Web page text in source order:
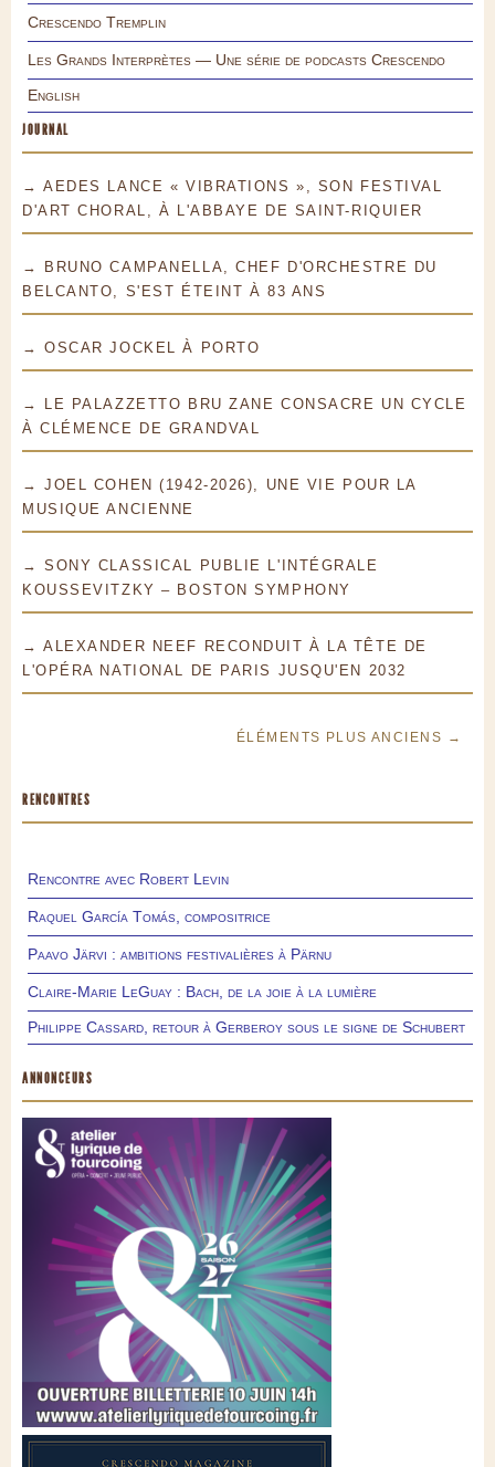
Crescendo Tremplin
Les Grands Interprètes — Une série de podcasts Crescendo
English
JOURNAL
→ AEDES LANCE « VIBRATIONS », SON FESTIVAL
D'ART CHORAL, À L'ABBAYE DE SAINT-RIQUIER
→ BRUNO CAMPANELLA, CHEF D'ORCHESTRE DU
BELCANTO, S'EST ÉTEINT À 83 ANS
→ OSCAR JOCKEL À PORTO
→ LE PALAZZETTO BRU ZANE CONSACRE UN CYCLE
À CLÉMENCE DE GRANDVAL
→ JOEL COHEN (1942-2026), UNE VIE POUR LA
MUSIQUE ANCIENNE
→ SONY CLASSICAL PUBLIE L'INTÉGRALE
KOUSSEVITZKY – BOSTON SYMPHONY
→ ALEXANDER NEEF RECONDUIT À LA TÊTE DE
L'OPÉRA NATIONAL DE PARIS JUSQU'EN 2032
ÉLÉMENTS PLUS ANCIENS →
RENCONTRES
Rencontre avec Robert Levin
Raquel García Tomás, compositrice
Paavo Järvi : ambitions festivalières à Pärnu
Claire-Marie LeGuay : Bach, de la joie à la lumière
Philippe Cassard, retour à Gerberoy sous le signe de Schubert
ANNONCEURS